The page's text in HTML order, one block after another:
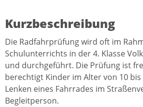
Kurzbeschreibung
Die Radfahrprüfung wird oft im
Schulunterrichts in der 4. Klasse
und durchgeführt. Die Prüfung ist
berechtigt Kinder im Alter von 10 bis
Lenken eines Fahrrades im
Begleitperson.